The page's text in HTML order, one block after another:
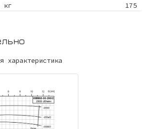
кг 175
характеристика